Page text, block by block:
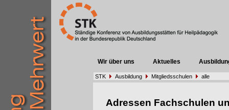
Wir über uns Aktuelles
STK Ausbildung Mitgliedsschulen alle
Adressen Fachschulen